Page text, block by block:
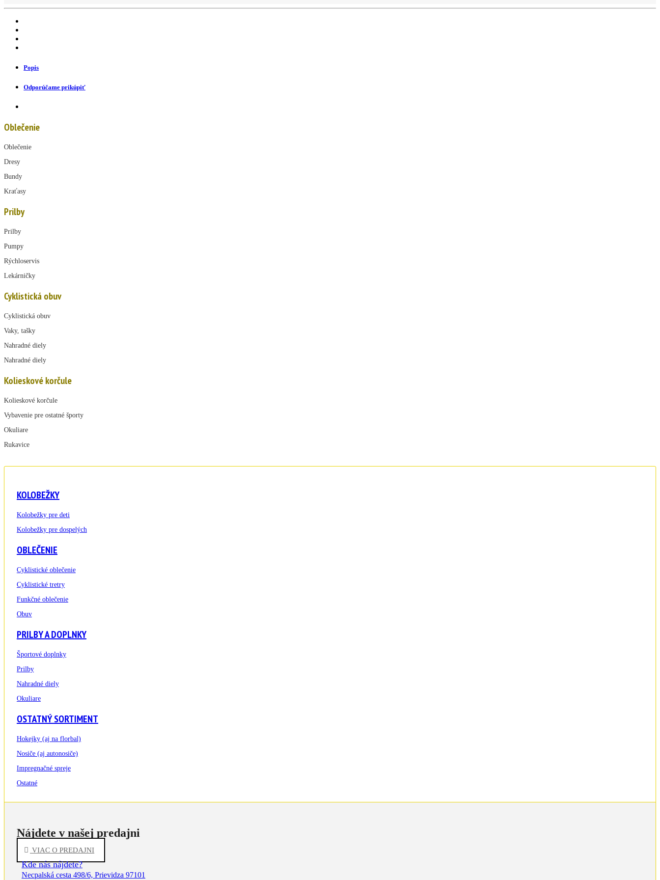
Popis
Odporúčame prikúpiť
Oblečenie
Oblečenie
Dresy
Bundy
Kraťasy
Prilby
Prilby
Pumpy
Rýchloservis
Lekárničky
Cyklistická obuv
Cyklistická obuv
Vaky, tašky
Nahradné diely
Nahradné diely
Kolieskové korčule
Kolieskové korčule
Vybavenie pre ostatné športy
Okuliare
Rukavice
KOLOBEŽKY
Kolobežky pre deti
Kolobežky pre dospelých
OBLEČENIE
Cyklistické oblečenie
Cyklistické tretry
Funkčné oblečenie
Obuv
PRILBY A DOPLNKY
Športové doplnky
Prilby
Nahradné diely
Okuliare
OSTATNÝ SORTIMENT
Hokejky (aj na florbal)
Nosiče (aj autonosiče)
Impregnačné spreje
Ostatné
Nájdete v našej predajni
VIAC O PREDAJNI
Kde nás nájdete?
Necpalská cesta 498/6, Prievidza 97101